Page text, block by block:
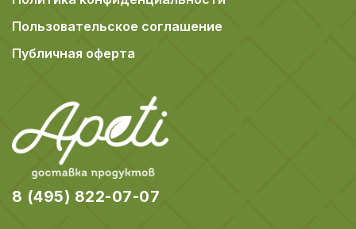
Пользовательское соглашение
Публичная оферта
8 (495) 822-07-07